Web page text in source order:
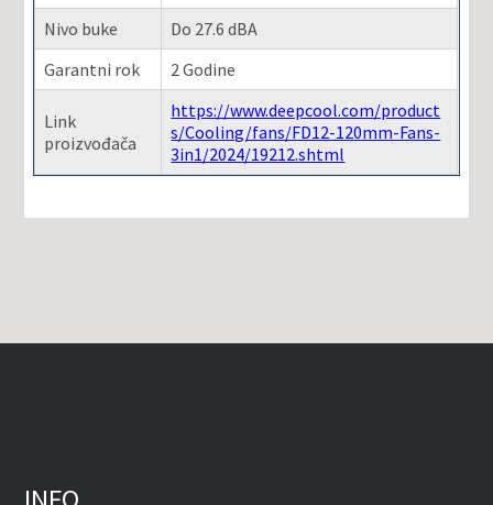
Nivo buke
Do 27.6 dBA
Garantni rok
2 Godine
Link
proizvođača
https://www.deepcool.com/product
s/Cooling/fans/FD12-120mm-Fans-
3in1/2024/19212.shtml